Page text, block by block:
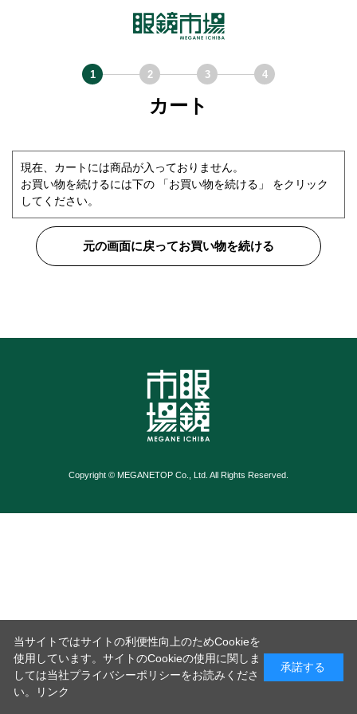
カート
現在、カートには商品が入っておりません。
お買い物を続けるには下の 「お買い物を続ける」 をクリック
してください。
元の画面に戻ってお買い物を続ける
Copyright © MEGANETOP Co., Ltd. All Rights Reserved.
当サイトではサイトの利便性向上のためCookieを
使用しています。サイトのCookieの使用に関しま
しては当社プライバシーポリシーをお読みくださ
い。
リンク
承諾する